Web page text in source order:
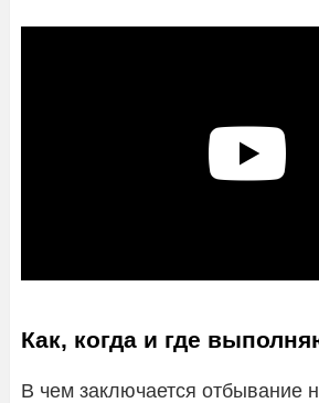
Как, когда и где
В чем заключается отбывание